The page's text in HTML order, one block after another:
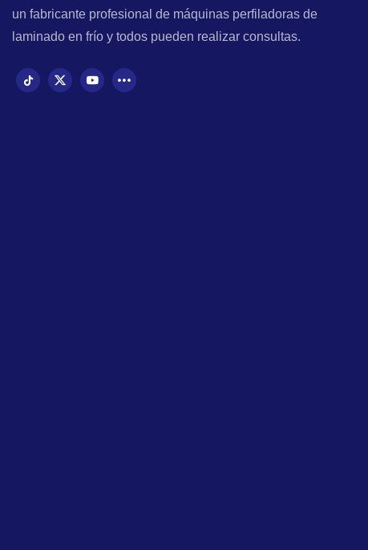
un fabricante profesional de máquinas perfiladoras de
laminado en frío y todos pueden realizar consultas.